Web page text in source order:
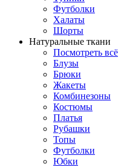
Футболки
Халаты
Шорты
Натуральные ткани
Посмотреть всё
Блузы
Брюки
Жакеты
Комбинезоны
Костюмы
Платья
Рубашки
Топы
Футболки
Юбки